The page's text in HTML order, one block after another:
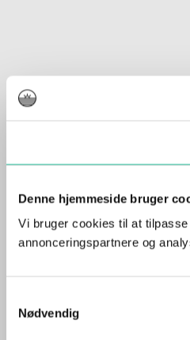
Denne hjemmeside bruger
Vi bruger cookies til at
annonceringspartnere og
Nødvendig